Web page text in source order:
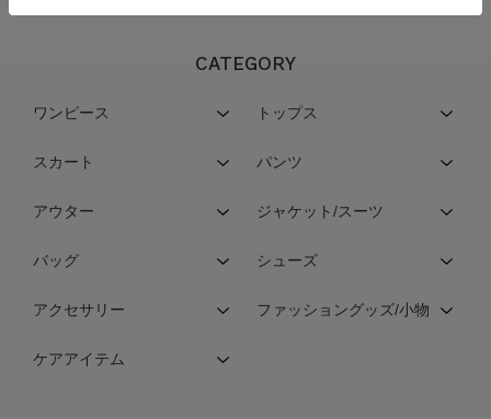
CATEGORY
ワンピース トップス
スカート パンツ
アウター ジャケット/スーツ
バッグ シューズ
アクセサリー ファッショングッズ/小物
ケアアイテム